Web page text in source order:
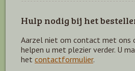
Hulp nodig bij het
Aarzel niet om contact met ons
helpen u met plezier verder. U
het contactformulier.